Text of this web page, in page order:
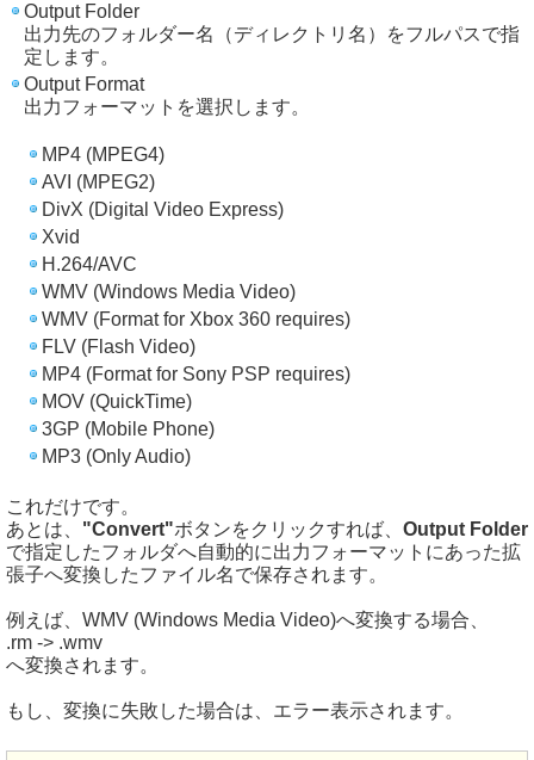
Output Folder
出力先のフォルダー名（ディレクトリ名）をフルパスで指
定します。
Output Format
出力フォーマットを選択します。
MP4 (MPEG4)
AVI (MPEG2)
DivX (Digital Video Express)
Xvid
H.264/AVC
WMV (Windows Media Video)
WMV (Format for Xbox 360 requires)
FLV (Flash Video)
MP4 (Format for Sony PSP requires)
MOV (QuickTime)
3GP (Mobile Phone)
MP3 (Only Audio)
これだけです。
あとは、 "Convert"ボタンをクリックすれば、 Output Folder
で指定したフォルダへ自動的に出力フォーマットにあった拡
張子へ変換したファイル名で保存されます。
例えば、WMV (Windows Media Video)へ変換する場合、
.rm -> .wmv
へ変換されます。
もし、変換に失敗した場合は、エラー表示されます。